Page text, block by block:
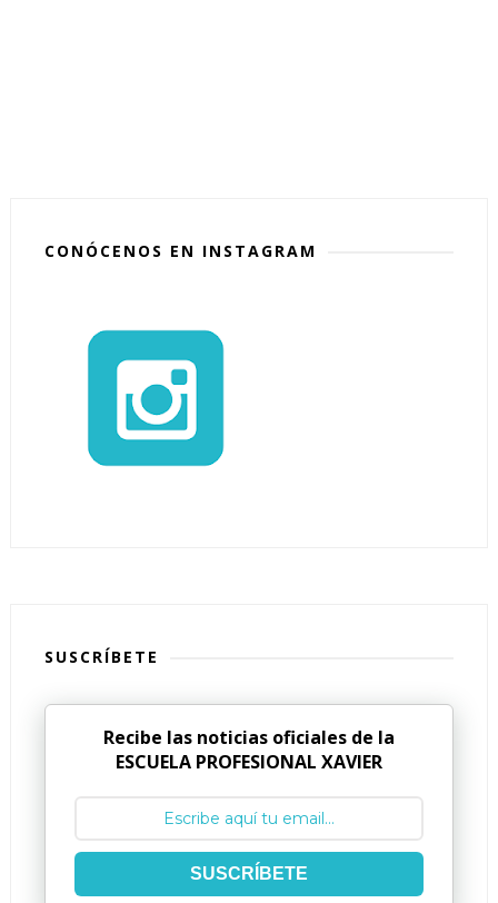
CONÓCENOS EN INSTAGRAM
SUSCRÍBETE
Recibe las noticias oficiales de la
ESCUELA PROFESIONAL XAVIER
SUSCRÍBETE